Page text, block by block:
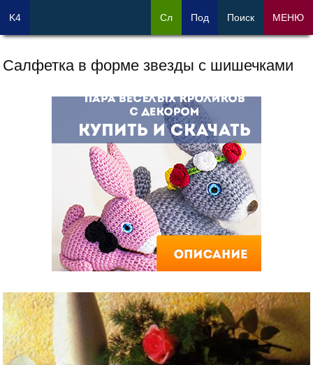
Салфетка в форме звезды с шишечками
K4 Сл Под Поиск МЕНЮ